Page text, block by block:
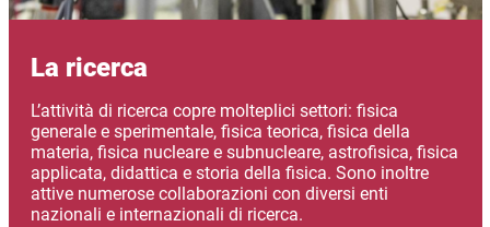
La ricerca
L’attività di ricerca copre molteplici settori: fisica
generale e sperimentale, fisica teorica, fisica della
materia, fisica nucleare e subnucleare, astrofisica, fisica
applicata, didattica e storia della fisica. Sono inoltre
attive numerose collaborazioni con diversi enti
nazionali e internazionali di ricerca.